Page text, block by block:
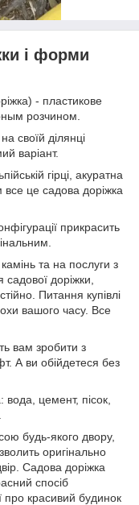
і форми
- пластикове
розчином.
своїй ділянці
варіант.
гірці, акуратна
це садова доріжка
прикрасить
та на послуги з
доріжки,
Питання купівлі
вашого часу. Все
вам зробити з
А ви обійдетеся без
цемент, пісок,
будь-якого двору,
оригінально
Садова доріжка
спосіб
про красивий будинок